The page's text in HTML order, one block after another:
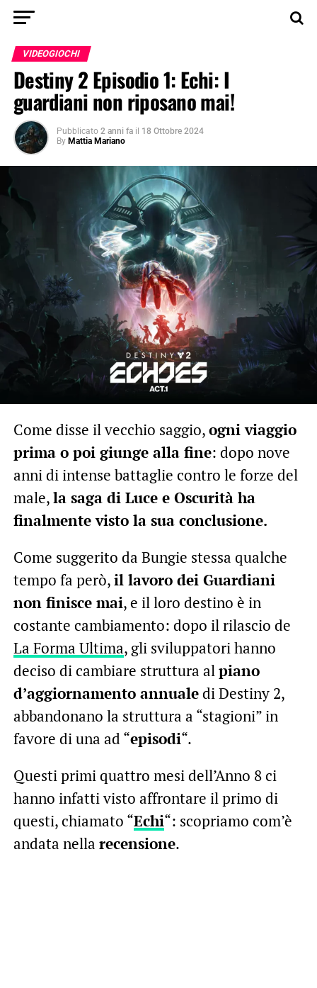
VIDEOGIOCHI
Destiny 2 Episodio 1: Echi: I
guardiani non riposano mai!
Pubblicato 2 anni fa il 18 Ottobre 2024
By Mattia Mariano
Come disse il vecchio saggio,ogni viaggio
prima o poi giunge alla fine: dopo nove
anni di intense battaglie contro le forze del
male,la saga di Luce e Oscurità ha
finalmente visto la sua conclusione.
Come suggerito da Bungie stessa qualche
tempo fa però,il lavoro dei Guardiani
non finisce mai, e il loro destino è in
costante cambiamento: dopo il rilascio de
La Forma Ultima, gli sviluppatori hanno
deciso di cambiare struttura alpiano
d’aggiornamento annualedi Destiny 2,
abbandonano la struttura a “stagioni” in
favore di una ad “episodi“.
Questi primi quattro mesi dell’Anno 8 ci
hanno infatti visto affrontare il primo di
questi, chiamato “Echi“: scopriamo com’è
andata nella recensione.